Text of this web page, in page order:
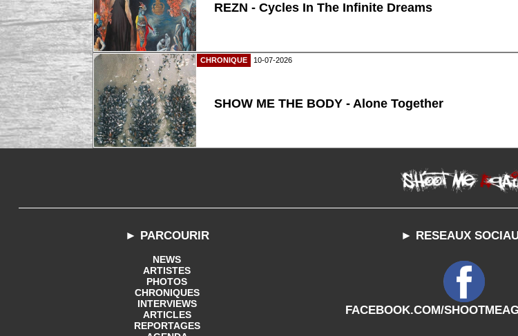
REZN - Cycles In The Infinite Dreams
CHRONIQUE 10-07-2026
SHOW ME THE BODY - Alone Together
► PARCOURIR
NEWS
ARTISTES
PHOTOS
CHRONIQUES
INTERVIEWS
ARTICLES
REPORTAGES
► RESEAUX
FACEBOOK.COM/